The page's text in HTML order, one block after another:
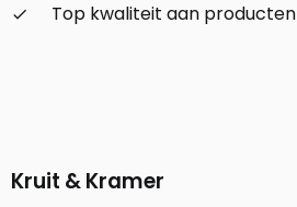
check_small
Top kwaliteit aan producten
Kruit & Kramer